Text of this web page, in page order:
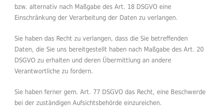
bzw. alternativ nach Maßgabe des Art. 18 DSGVO eine
Einschränkung der Verarbeitung der Daten zu verlangen.
Sie haben das Recht zu verlangen, dass die Sie betreffenden
Daten, die Sie uns bereitgestellt haben nach Maßgabe des Art. 20
DSGVO zu erhalten und deren Übermittlung an andere
Verantwortliche zu fordern.
Sie haben ferner gem. Art. 77 DSGVO das Recht, eine Beschwerde
bei der zuständigen Aufsichtsbehörde einzureichen.